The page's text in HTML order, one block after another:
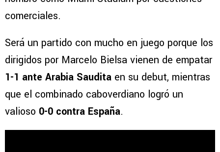
comerciales.
Será un partido con mucho en juego porque los
dirigidos por Marcelo Bielsa vienen de empatar
1-1 ante Arabia Saudita en su debut, mientras
que el combinado caboverdiano logró un
valioso 0-0 contra España.